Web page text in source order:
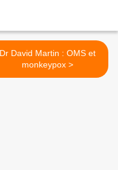
Dr David Martin : OMS et
monkeypox >